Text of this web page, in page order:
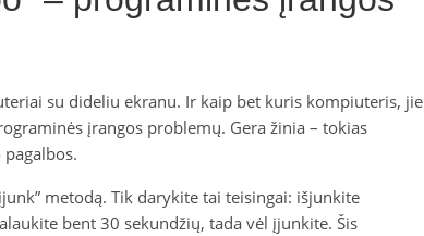
su dideliu ekranu. Ir kaip bet kuris kompiuteris, jie
įrangos problemų. Gera žinia – tokias
metodą. Tik darykite tai teisingai: išjunkite
bent 30 sekundžių, tada vėl įjunkite. Šis